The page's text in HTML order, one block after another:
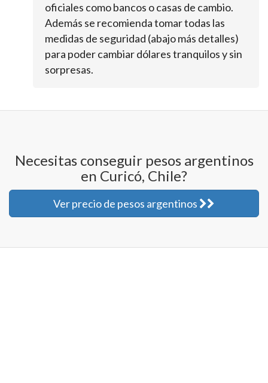
oficiales como bancos o casas de cambio.
Además se recomienda tomar todas las
medidas de seguridad (abajo más detalles)
para poder cambiar dólares tranquilos y sin
sorpresas.
Necesitas conseguir pesos argentinos
en Curicó, Chile?
Ver precio de pesos argentinos